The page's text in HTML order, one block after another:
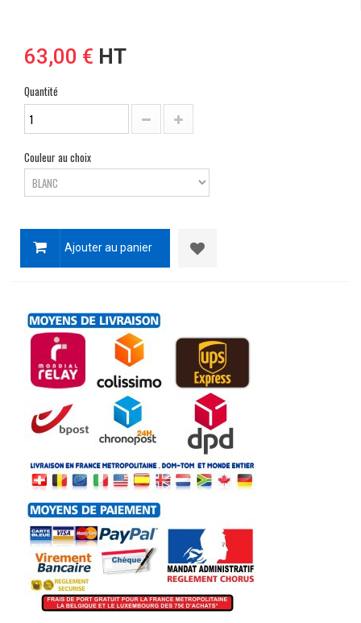
63,00 € HT
Quantité
Couleur au choix
Ajouter au panier